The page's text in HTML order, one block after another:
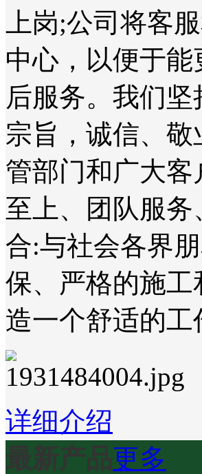
上岗;公司将客
中心，以便于
后服务。我们
宗旨，诚信、
管部门和广大
至上、团队服
合:与社会各界
保、严格的施
造一个舒适的
详细介绍
最新产品更多